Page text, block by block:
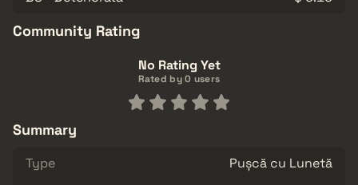
Community Rating
No Rating Yet
Rated by 0 users
Summary
Type
Pușcă cu Lunetă